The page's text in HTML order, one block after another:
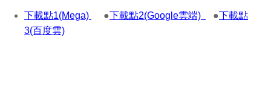
下載點1(Mega) ●下載點2(Google雲端) ●下載點
3(百度雲)